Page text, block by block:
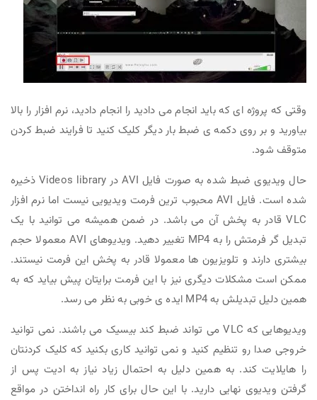
وقتی که پروژه ای که باید انجام می دادید را انجام دادید، نرم افزار را بالا
بیاورید و بر روی دکمه ی ضبط بار دیگر کلیک کنید تا فرایند ضبط کردن
متوقف شود.
حال ویدیوی ضبط شده به صورت فایل AVI در Videos library ذخیره
شده است. فایل AVI محبوب ترین فرمت ویدیویی نیست اما نرم افزار
VLC قادر به پخش آن می باشد. در ضمن همیشه می توانید با یک
تبدیل گر فرمتش را به MP4 تغییر دهید. ویدیوهای AVI معمولا حجم
بیشتری دارند و تلویزیون ها معمولا قادر به پخش این فرمت نیستند.
ممکن است مشکلات دیگری نیز با این فرمت برایتان پیش بیاید که به
همین دلیل تبدیلش به MP4 ایده ی خوبی به نظر می رسد.
ویدیوهایی که VLC می تواند ضبط کند بیسیک می باشند. نمی توانید
خروجی صدا رو تنظیم کنید و نمی توانید کاری بکنید که کلیک کردنتان
را هایلایت کند. به همین دلیل به احتمال زیاد نیاز به ادیت پس از
گرفتن ویدیوی نهایی دارید. با این حال برای کار راه انداختن در مواقع